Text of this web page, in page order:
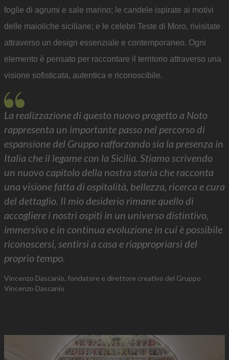
foglie di agrumi e sale marino; le candele ispirate ai motivi
delle maioliche siciliane; e le celebri Teste di Moro, rivisitate
attraverso un design essenziale e contemporaneo. Ogni
elemento è pensato per raccontare il territorio attraverso una
visione sofisticata, autentica e riconoscibile.
La realizzazione di questo nuovo progetto a Noto
rappresenta un importante passo nel percorso di
espansione del Gruppo rafforzando sia la presenza in
Italia che il legame con la Sicilia. Stiamo scrivendo
un nuovo capitolo della nostra storia che racconta
una visione fatta di ospitalità, bellezza, ricerca e cura
del dettaglio. Il mio desiderio rimane quello di
accogliere i nostri ospiti in un universo distintivo,
immersivo e in continua evoluzione in cui è possibile
riconoscersi, sentirsi a casa e riappropriarsi del
proprio tempo.
Vincenzo Dascanio, fondatore e direttore creativo del Gruppo
Vincenzo Dascanio